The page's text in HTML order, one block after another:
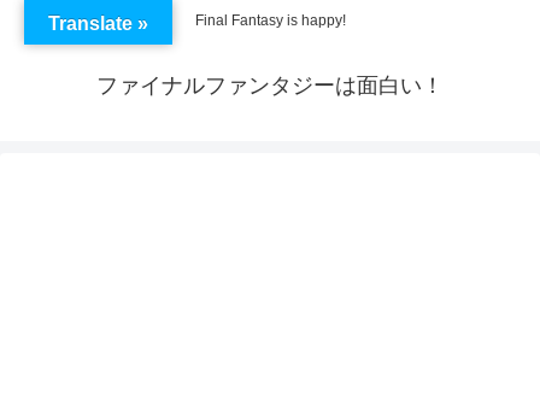
Final Fantasy is happy!
ファイナルファンタジーは面白い！
Translate »